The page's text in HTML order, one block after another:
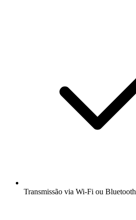
Transmissão via Wi-Fi ou Bluetooth